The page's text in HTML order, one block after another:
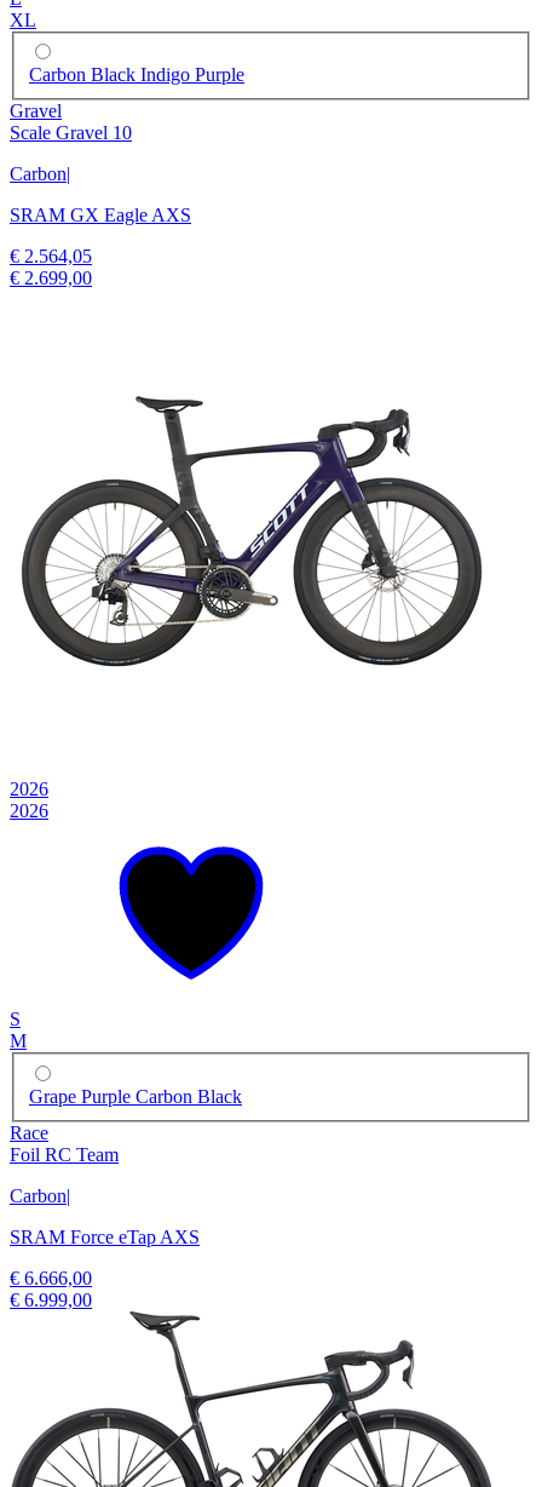
XL
Carbon Black Indigo Purple
Gravel
Scale Gravel 10
Carbon|
SRAM GX Eagle AXS
€ 2.564,05
€ 2.699,00
2026
2026
S
M
Grape Purple Carbon Black
Race
Foil RC Team
Carbon|
SRAM Force eTap AXS
€ 6.666,00
€ 6.999,00